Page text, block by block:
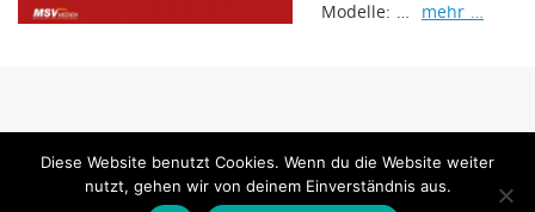
Modelle: … mehr …
Baden GmbH
MSV Medien
Diese Website benutzt Cookies. Wenn du die Website weiter
nutzt, gehen wir von deinem Einverständnis aus.